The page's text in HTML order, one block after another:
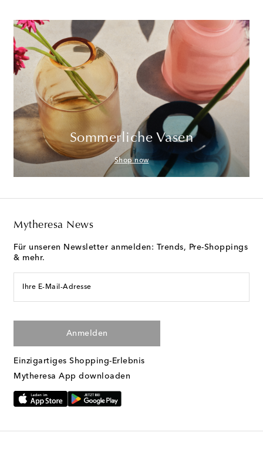
Sommerliche Vasen
Shop now
Mytheresa News
Für unseren Newsletter anmelden: Trends, Pre-Shoppings
& mehr.
Ihre E-Mail-Adresse
Anmelden
Einzigartiges Shopping-Erlebnis
Mytheresa App downloaden